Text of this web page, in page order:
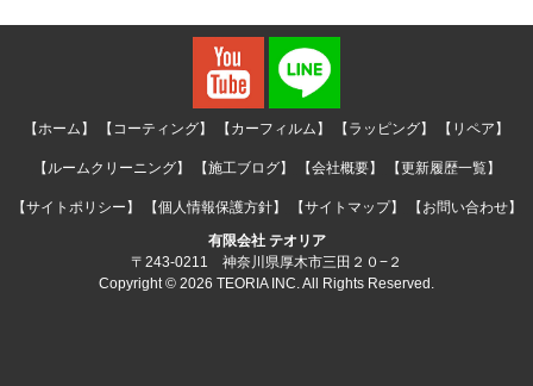
【ホーム】 【コーティング】 【カーフィルム】 【ラッピング】 【リペア】
【ルームクリーニング】 【施工ブログ】 【会社概要】 【更新履歴一覧】
【サイトポリシー】 【個人情報保護方針】 【サイトマップ】
【お問い合わせ】
有限会社 テオリア
〒243-0211 神奈川県厚木市三田２０−２
Copyright © 2026 TEORIA INC. All Rights Reserved.